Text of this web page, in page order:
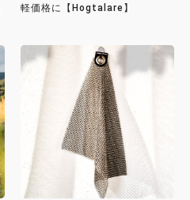
軽価格に【Hogtalare】